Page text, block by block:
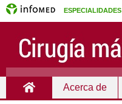
ESPECIALIDADES
Acerca de